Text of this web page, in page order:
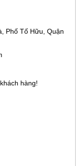
Phố Tố Hữu, Quận
hàng!